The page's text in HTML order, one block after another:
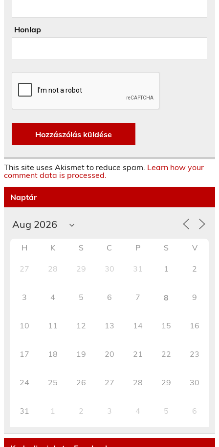
Honlap
This site uses Akismet to reduce spam. Learn how your
comment data is processed.
Naptár
H K S C P S V
27 28 29 30 31 1 2
3 4 5 6 7 8 9
10 11 12 13 14 15 16
17 18 19 20 21 22 23
24 25 26 27 28 29 30
31 1 2 3 4 5 6